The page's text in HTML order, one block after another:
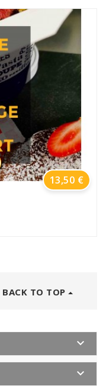
Prix
13,50 €
BACK TO TOP

